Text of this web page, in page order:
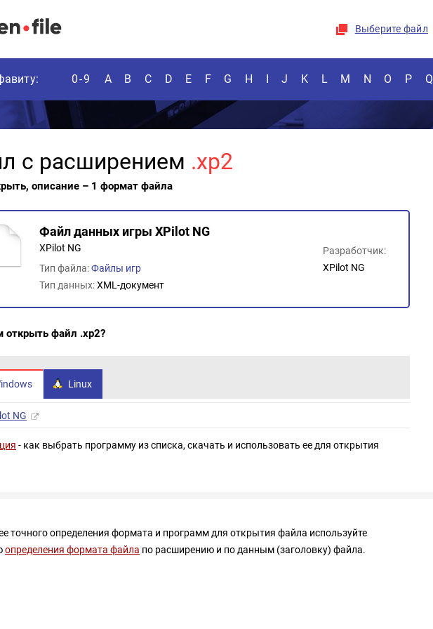
Выберите файл
0-9 A B C D E F G H I J K L M N O P Q
с расширением .xp2
описание – 1 формат файла
Файл данных игры XPilot NG
XPilot NG
Тип файла:Файлы игр
Тип данных:XML-документ
Разработчик:
XPilot NG
открыть файл .xp2?
Linux
NG
- как выбрать программу из списка, скачать и использовать ее для открытия
точного определения формата и программ для открытия файла используйте
определения формата файла по расширению и по данным (заголовку) файла.